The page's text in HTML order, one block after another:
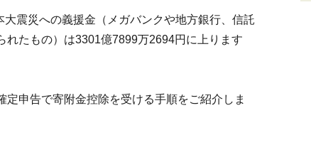
震災への義援金（メガバンクや地方銀行、信託
たもの）は3301億7899万2694円に上ります
申告で寄附金控除を受ける手順をご紹介しま